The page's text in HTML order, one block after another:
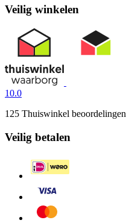
Veilig winkelen
10.0
125 Thuiswinkel beoordelingen
Veilig betalen